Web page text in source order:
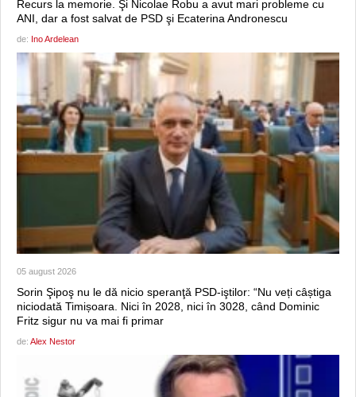
Recurs la memorie. Şi Nicolae Robu a avut mari probleme cu
ANI, dar a fost salvat de PSD şi Ecaterina Andronescu
de: Ino Ardelean
05 august 2026
Sorin Şipoş nu le dă nicio speranţă PSD-iştilor: “Nu veți câștiga
niciodată Timișoara. Nici în 2028, nici în 3028, când Dominic
Fritz sigur nu va mai fi primar
de: Alex Nestor